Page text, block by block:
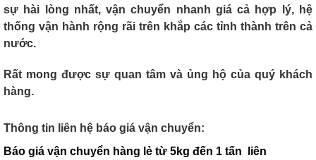
sự hài lòng nhất, vận chuyển nhanh giá cả hợp lý, hệ
thống vận hành rộng rãi trên khắp các tỉnh thành trên cả
nước.
Rất mong được sự quan tâm và ủng hộ của quý khách
hàng.
Thông tin liên hệ báo giá vận chuyển:
Báo giá vận chuyển hàng lẻ từ 5kg đến 1 tấn liên